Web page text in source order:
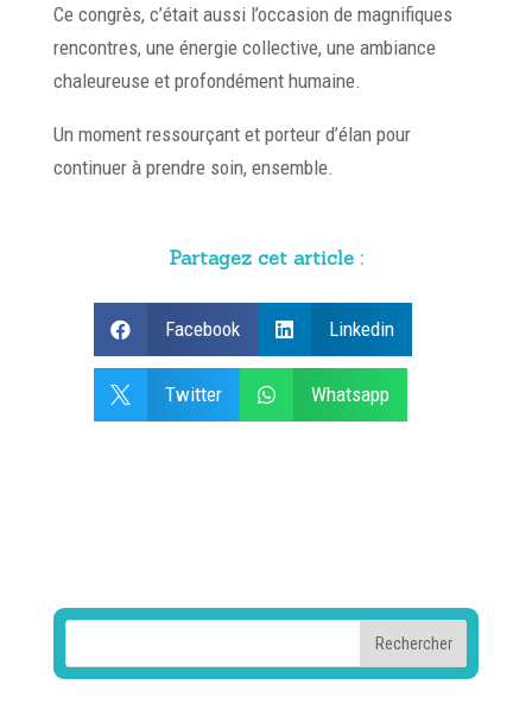
Ce congrès, c’était aussi l’occasion de magnifiques
rencontres, une énergie collective, une ambiance
chaleureuse et profondément humaine.
Un moment ressourçant et porteur d’élan pour
continuer à prendre soin, ensemble.
Partagez cet article :
 Facebook  Linkedin
 Twitter  Whatsapp